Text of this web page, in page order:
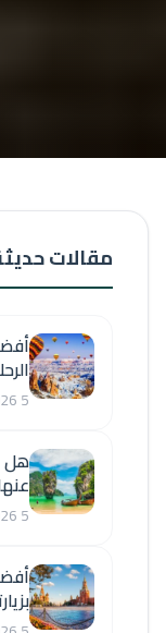
مقالات
5 August 2026
هل
5 August 2026